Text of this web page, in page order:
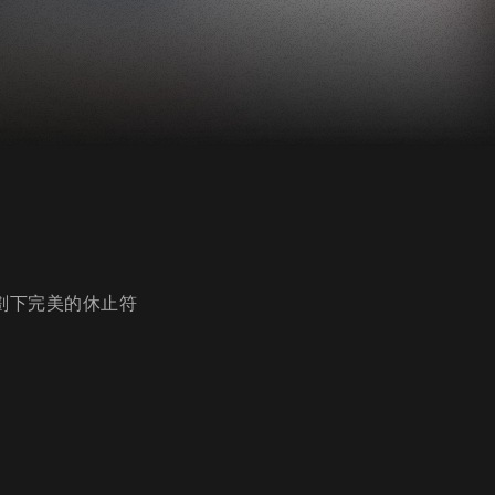
下完美的休止符